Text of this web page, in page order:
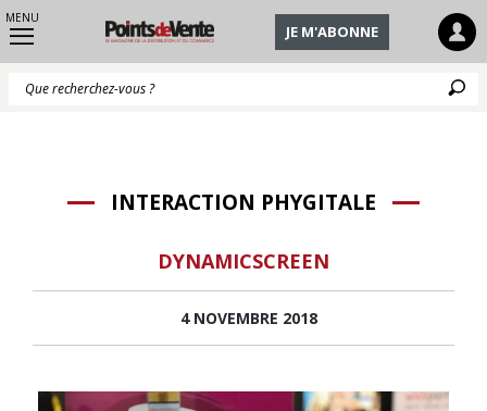
MENU
JE M'ABONNE
INTERACTION PHYGITALE
DYNAMICSCREEN
4 NOVEMBRE 2018